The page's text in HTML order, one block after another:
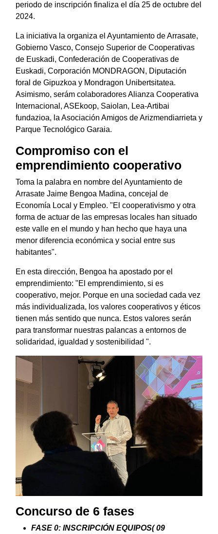
periodo de inscripción finaliza el día 25 de octubre del
2024.
La iniciativa la organiza el Ayuntamiento de Arrasate,
Gobierno Vasco, Consejo Superior de Cooperativas
de Euskadi, Confederación de Cooperativas de
Euskadi, Corporación MONDRAGON, Diputación
foral de Gipuzkoa y Mondragon Unibertsitatea.
Asimismo, serám colaboradores Alianza Cooperativa
Internacional, ASEkoop, Saiolan, Lea-Artibai
fundazioa, la Asociación Amigos de Arizmendiarrieta y
Parque Tecnológico Garaia.
Compromiso con el
emprendimiento cooperativo
Toma la palabra en nombre del Ayuntamiento de
Arrasate Jaime Bengoa Madina, concejal de
Economía Local y Empleo. "El cooperativismo y otra
forma de actuar de las empresas locales han situado
este valle en el mundo y han hecho que haya una
menor diferencia económica y social entre sus
habitantes".
En esta dirección, Bengoa ha apostado por el
emprendimiento: "El emprendimiento, si es
cooperativo, mejor. Porque en una sociedad cada vez
más individualizada, los valores cooperativos y éticos
tienen más sentido que nunca. Estos valores serán
para transformar nuestras palancas a entornos de
solidaridad, igualdad y sostenibilidad ".
Concurso de 6 fases
FASE 0: INSCRIPCIÓN EQUIPOS( 09